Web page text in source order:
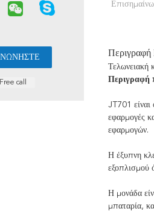
Free call
Περιγραφή
Τελωνειακή
Περιγραφή
JT701 είναι
εφαρμογές
εφαρμογών.
Η έξυπνη
εξοπλισμού
Η μονάδα
μπαταρία,